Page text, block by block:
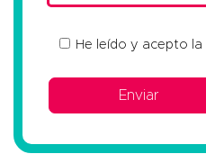
He leído y acepto la